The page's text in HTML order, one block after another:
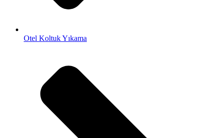
Otel Koltuk Yıkama